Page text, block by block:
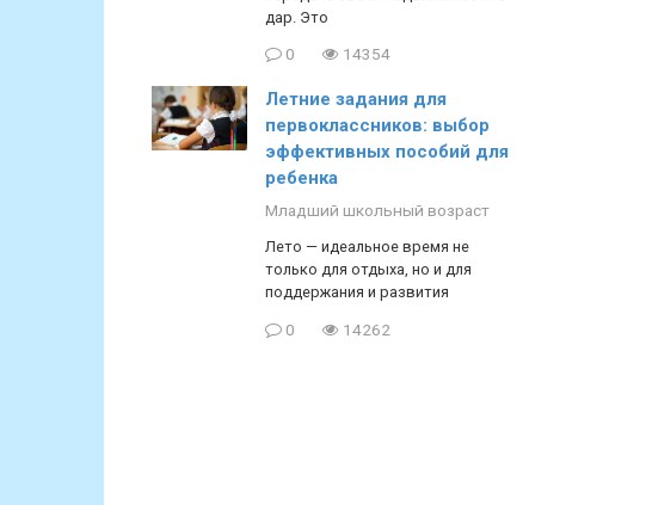
дар. Это
0 14354
Летние задания для
первоклассников: выбор
эффективных пособий для
ребенка
Младший школьный возраст
Лето — идеальное время не
только для отдыха, но и для
поддержания и развития
0 14262